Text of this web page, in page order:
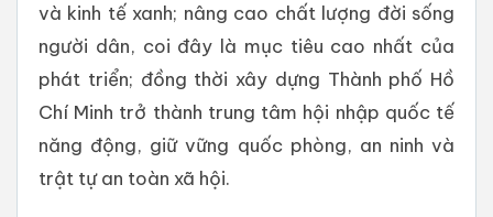
và kinh tế xanh; nâng cao chất lượng đời sống
người dân, coi đây là mục tiêu cao nhất của
phát triển; đồng thời xây dựng Thành phố Hồ
Chí Minh trở thành trung tâm hội nhập quốc tế
năng động, giữ vững quốc phòng, an ninh và
trật tự an toàn xã hội.